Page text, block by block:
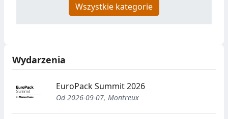
Wszystkie kategorie
Wydarzenia
EuroPack Summit 2026
Od 2026-09-07, Montreux